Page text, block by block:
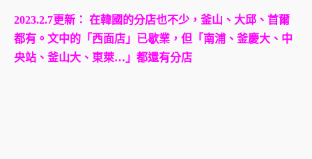
2023.2.7更新： 在韓國的分店也不少，釜山、大邱、首爾
都有。文中的「西面店」已歇業，但「南浦、釜慶大、中
央站、釜山大、東萊…」都還有分店